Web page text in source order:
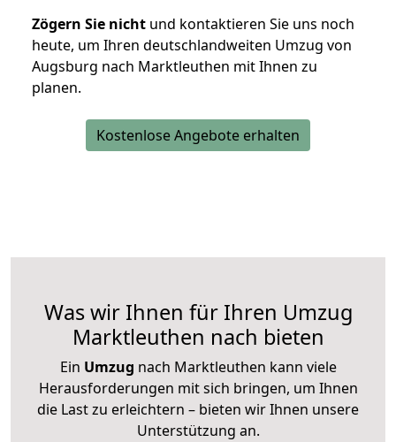
Zögern Sie nicht und kontaktieren Sie uns noch
heute, um Ihren deutschlandweiten Umzug von
Augsburg nach Marktleuthen mit Ihnen zu
planen.
Kostenlose Angebote erhalten
Was wir Ihnen für Ihren Umzug
Marktleuthen nach bieten
Ein Umzug nach Marktleuthen kann viele
Herausforderungen mit sich bringen, um Ihnen
die Last zu erleichtern – bieten wir Ihnen unsere
Unterstützung an.